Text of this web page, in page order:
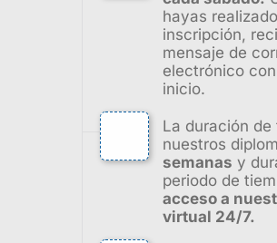
hayas
inscripción,
mensaje de
electrónico
inicio.
La duración de
nuestros
semanas y
periodo de
acceso a
virtual 24/7.